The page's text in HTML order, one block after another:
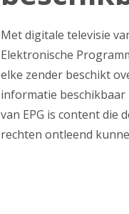
Met digitale televisie
Elektronische
elke zender beschikt
informatie beschikbaar
van EPG is content die
rechten ontleend